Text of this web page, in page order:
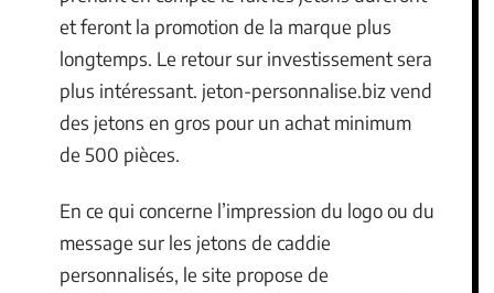
et feront la promotion de la marque plus
longtemps. Le retour sur investissement sera
plus intéressant. jeton-personnalise.biz vend
des jetons en gros pour un achat minimum
de 500 pièces.
En ce qui concerne l’impression du logo ou du
message sur les jetons de caddie
personnalisés, le site propose de